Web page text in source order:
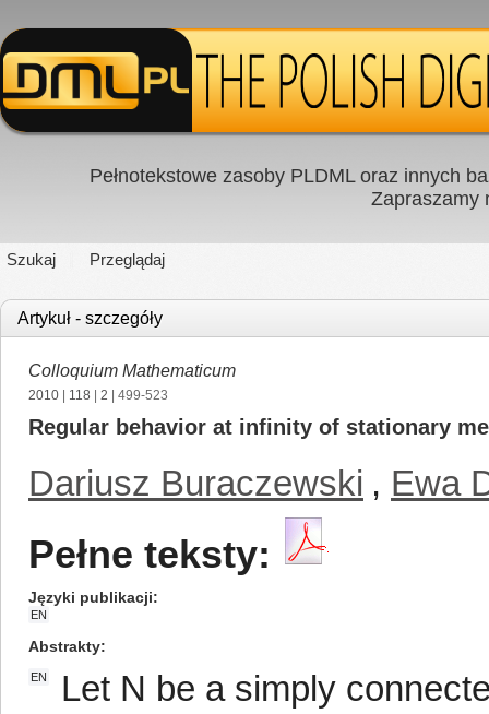
Pełnotekstowe zasoby PLDML oraz innych
Zapraszamy
Szukaj Przeglądaj
Artykuł - szczegóły
Colloquium Mathematicum
2010 118 2 | 499-523
Regular behavior at infinity of stationary
Dariusz Buraczewski , Ewa
Pełne teksty:
Języki publikacji
EN
Abstrakty
EN
Let N be a simply